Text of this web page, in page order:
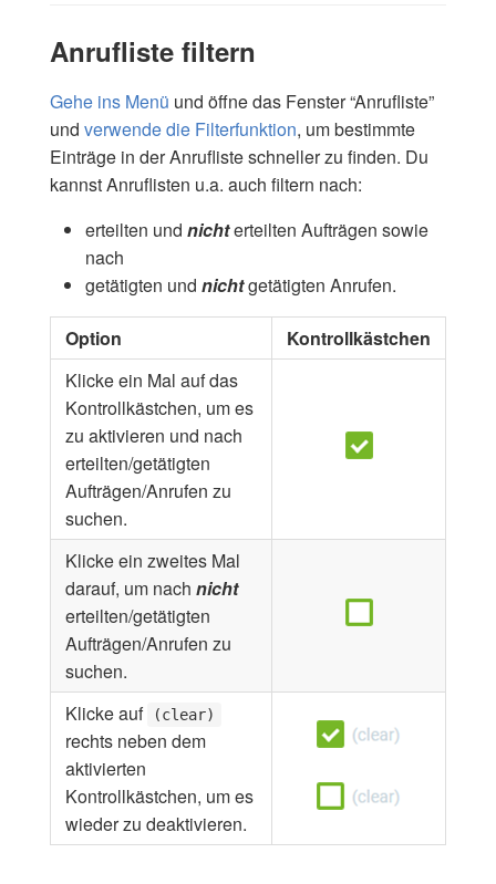
Anrufliste filtern
Gehe ins Menü und öffne das Fenster “Anrufliste”
und verwende die Filterfunktion, um bestimmte
Einträge in der Anrufliste schneller zu finden. Du
kannst Anruflisten u.a. auch filtern nach:
erteilten und nichterteilten Aufträgen sowie
nach
getätigten und nichtgetätigten Anrufen.
Option
Kontrollkästchen
Klicke ein Mal auf das
Kontrollkästchen, um es
zu aktivieren und nach
erteilten/getätigten
Aufträgen/Anrufen zu
suchen.
Klicke ein zweites Mal
darauf, um nach nicht
erteilten/getätigten
Aufträgen/Anrufen zu
suchen.
Klicke auf
(clear)
rechts neben dem
aktivierten
Kontrollkästchen, um es
wieder zu deaktivieren.